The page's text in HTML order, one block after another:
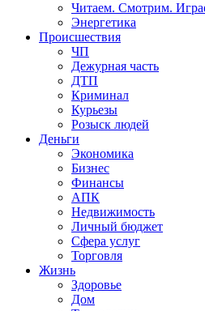
Читаем. Смотрим.
Энергетика
Происшествия
ЧП
Дежурная часть
ДТП
Криминал
Курьезы
Розыск людей
Деньги
Экономика
Бизнес
Финансы
АПК
Недвижимость
Личный бюджет
Сфера услуг
Торговля
Жизнь
Здоровье
Дом